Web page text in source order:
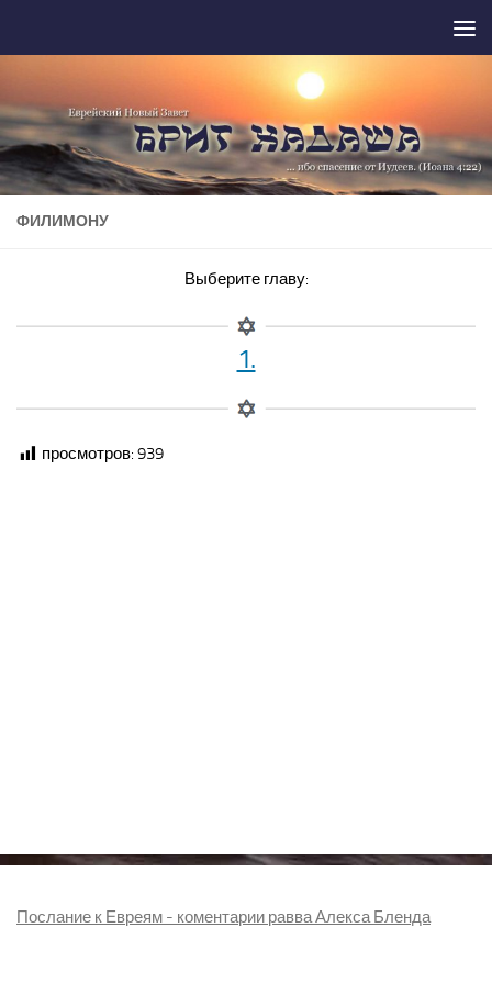
ФИЛИМОНУ
Выберите главу:
1.
просмотров: 939
Послание к Евреям - коментарии равва Алекса Бленда